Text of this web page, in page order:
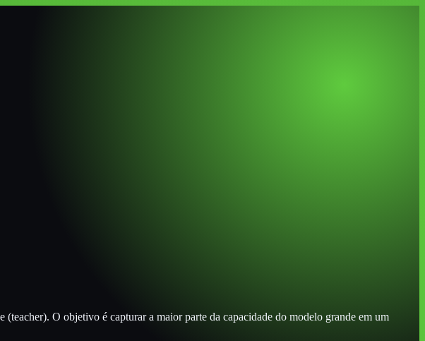
O objetivo é capturar a maior parte da capacidade do modelo grande em um